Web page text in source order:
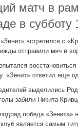
матч в
в субботу
«Зенит» встретился с
отправили мяч в
«Зенит» ответил еще
выделились
забили Никита
победа «Зенита»
клуб является самым